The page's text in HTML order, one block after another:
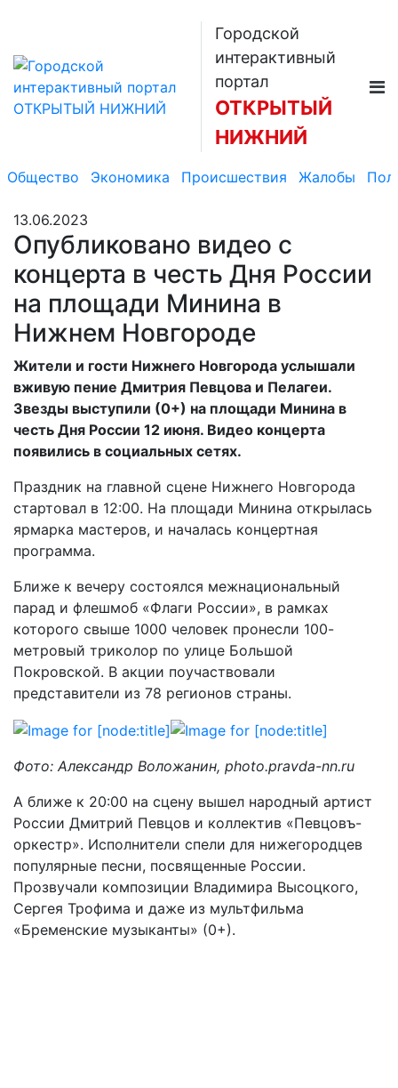
Городской
интерактивный
портал
ОТКРЫТЫЙ
НИЖНИЙ
Общество Экономика Происшествия Жалобы
13.06.2023
Опубликовано видео с
концерта в честь Дня России
на площади Минина в
Нижнем Новгороде
Жители и гости Нижнего Новгорода услышали
вживую пение Дмитрия Певцова и Пелагеи.
Звезды выступили (0+) на площади Минина в
честь Дня России 12 июня. Видео концерта
появились в социальных сетях.
Праздник на главной сцене Нижнего Новгорода
стартовал в 12:00. На площади Минина открылась
ярмарка мастеров, и началась концертная
программа.
Ближе к вечеру состоялся межнациональный
парад и флешмоб «Флаги России», в рамках
которого свыше 1000 человек пронесли 100-
метровый триколор по улице Большой
Покровской. В акции поучаствовали
представители из 78 регионов страны.
Фото: Александр Воложанин, photo.pravda-nn.ru
А ближе к 20:00 на сцену вышел народный артист
России Дмитрий Певцов и коллектив «Певцовъ-
оркестр». Исполнители спели для нижегородцев
популярные песни, посвященные России.
Прозвучали композиции Владимира Высоцкого,
Сергея Трофима и даже из мультфильма
«Бременские музыканты» (0+).